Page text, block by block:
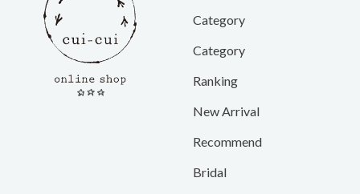
Category
Category
Ranking
New Arrival
Recommend
Bridal